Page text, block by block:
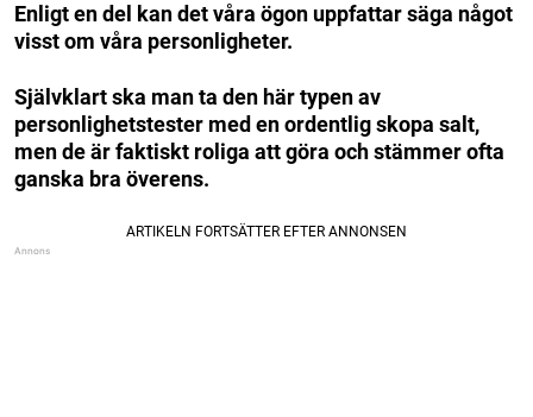
Enligt en del kan det våra ögon uppfattar säga något
visst om våra personligheter.
Självklart ska man ta den här typen av
personlighetstester med en ordentlig skopa salt,
men de är faktiskt roliga att göra och stämmer ofta
ganska bra överens.